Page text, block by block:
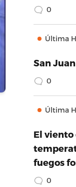
0
Última
San
0
Última
El viento
fuegos
0